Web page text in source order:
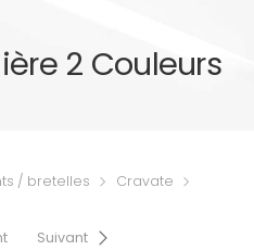
2 Couleurs
/ bretelles
Cravate
Suivant